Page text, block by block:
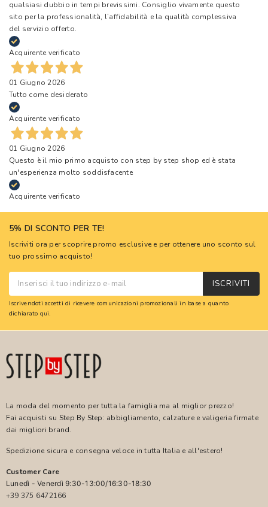
qualsiasi dubbio in tempi brevissimi. Consiglio vivamente questo
sito per la professionalità, l’affidabilità e la qualità complessiva
del servizio offerto.
Acquirente verificato
01 Giugno 2026
Tutto come desiderato
Acquirente verificato
01 Giugno 2026
Questo è il mio primo acquisto con step by step shop ed è stata
un'esperienza molto soddisfacente
Acquirente verificato
5% DI SCONTO PER TE!
Iscriviti ora per scoprire promo esclusive e per ottenere uno sconto sul
tuo prossimo acquisto!
ISCRIVITI
Iscrivendoti accetti di ricevere comunicazioni promozionali in base a quanto
dichiarato qui.
La moda del momento per tutta la famiglia ma al miglior prezzo!
Fai acquisti su Step By Step: abbigliamento, calzature e valigeria firmate
dai migliori brand.
Spedizione sicura e consegna veloce in tutta Italia e all'estero!
Customer Care
Lunedì - Venerdì 9:30-13:00/16:30-18:30
+39 375 6472166